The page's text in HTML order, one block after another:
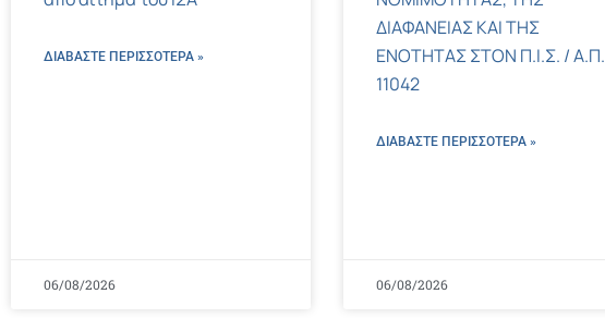
ΔΙΑΒΑΣΤΕ ΠΕΡΙΣΣΌΤΕΡΑ »
06/08/2026
ΔΙΑΦΑΝΕΙΑΣ ΚΑΙ ΤΗΣ
ΕΝΟΤΗΤΑΣ ΣΤΟΝ Π.Ι.Σ. / Α.Π.
11042
ΔΙΑΒΑΣΤΕ ΠΕΡΙΣΣΌΤΕΡΑ »
06/08/2026